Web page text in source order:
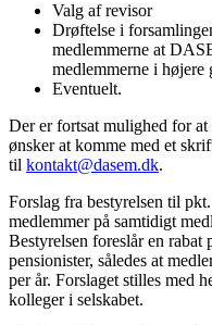
Valg af revisor
Drøftelse i
medlemmerne at
medlemmerne i højere
Eventuelt.
Der er fortsat mulighed for
ønsker at komme med et
til kontakt@dasem.dk.
Forslag fra bestyrelsen til
medlemmer på samtidigt
Bestyrelsen foreslår en
pensionister, således at
per år. Forslaget stilles med
kolleger i selskabet.